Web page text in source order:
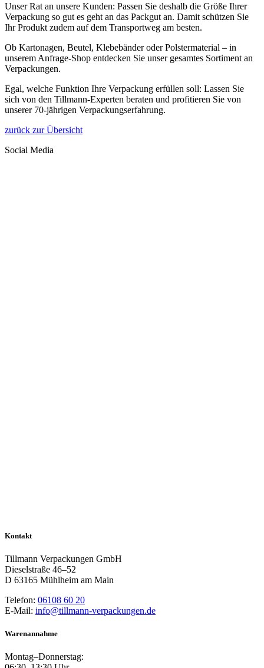
Unser Rat an unsere Kunden: Passen Sie deshalb die Größe Ihrer
Verpackung so gut es geht an das Packgut an. Damit schützen Sie
Ihr Produkt zudem auf dem Transportweg am besten.
Ob Kartonagen, Beutel, Klebebänder oder Polstermaterial – in
unserem Anfrage-Shop entdecken Sie unser gesamtes Sortiment an
Verpackungen.
Egal, welche Funktion Ihre Verpackung erfüllen soll: Lassen Sie
sich von den Tillmann-Experten beraten und profitieren Sie von
unserer 70-jährigen Verpackungserfahrung.
zurück zur Übersicht
Social Media
Kontakt
Tillmann Verpackungen GmbH
Dieselstraße 46–52
D 63165 Mühlheim am Main
Telefon: 06108 60 20
E-Mail: info@tillmann-verpackungen.de
Warenannahme
Montag–Donnerstag: